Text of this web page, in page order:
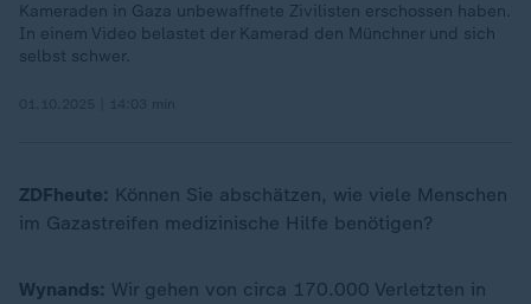
Kameraden in Gaza unbewaffnete Zivilisten erschossen haben.
In einem Video belastet der Kamerad den Münchner und sich
selbst schwer.
ZDFheute: Können Sie abschätzen, wie viele Menschen
im Gazastreifen medizinische Hilfe benötigen?
Wynands: Wir gehen von circa 170.000 Verletzten in